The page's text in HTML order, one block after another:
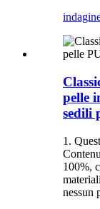
pelle
sedili
1.
100%,
nessun